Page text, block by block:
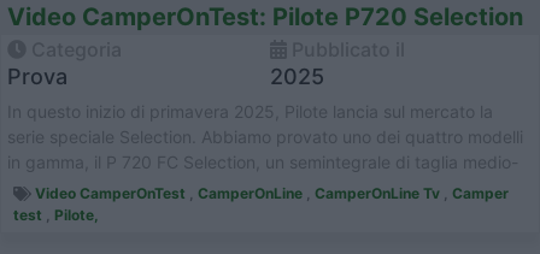
Video CamperOnTest: Pilote P720 Selection
Prova 2025
In questo inizio di primavera 2025, Pilote lancia sul mercato la
serie speciale Selection. Abbiamo provato uno dei quattro modelli
in gamma, il P 720 FC Selection, un semintegrale di taglia medio-
gran...Video CamperOnTest CamperOnLine CamperOnLine Tv
Camper
test
Pilote,